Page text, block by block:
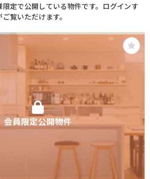
定で公開している物件です。ログインす
覧いただけます。
会員限定公開物件